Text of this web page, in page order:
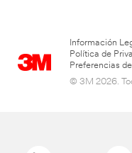
Información
Política de
Preferencias
© 3M 2026.